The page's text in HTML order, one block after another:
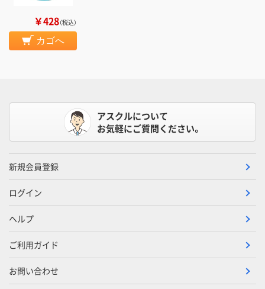
￥428（税込）
カゴへ
アスクルについて
お気軽にご質問ください。
新規会員登録
ログイン
ヘルプ
ご利用ガイド
お問い合わせ